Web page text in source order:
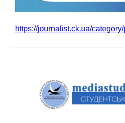
https://journalist.ck.ua/